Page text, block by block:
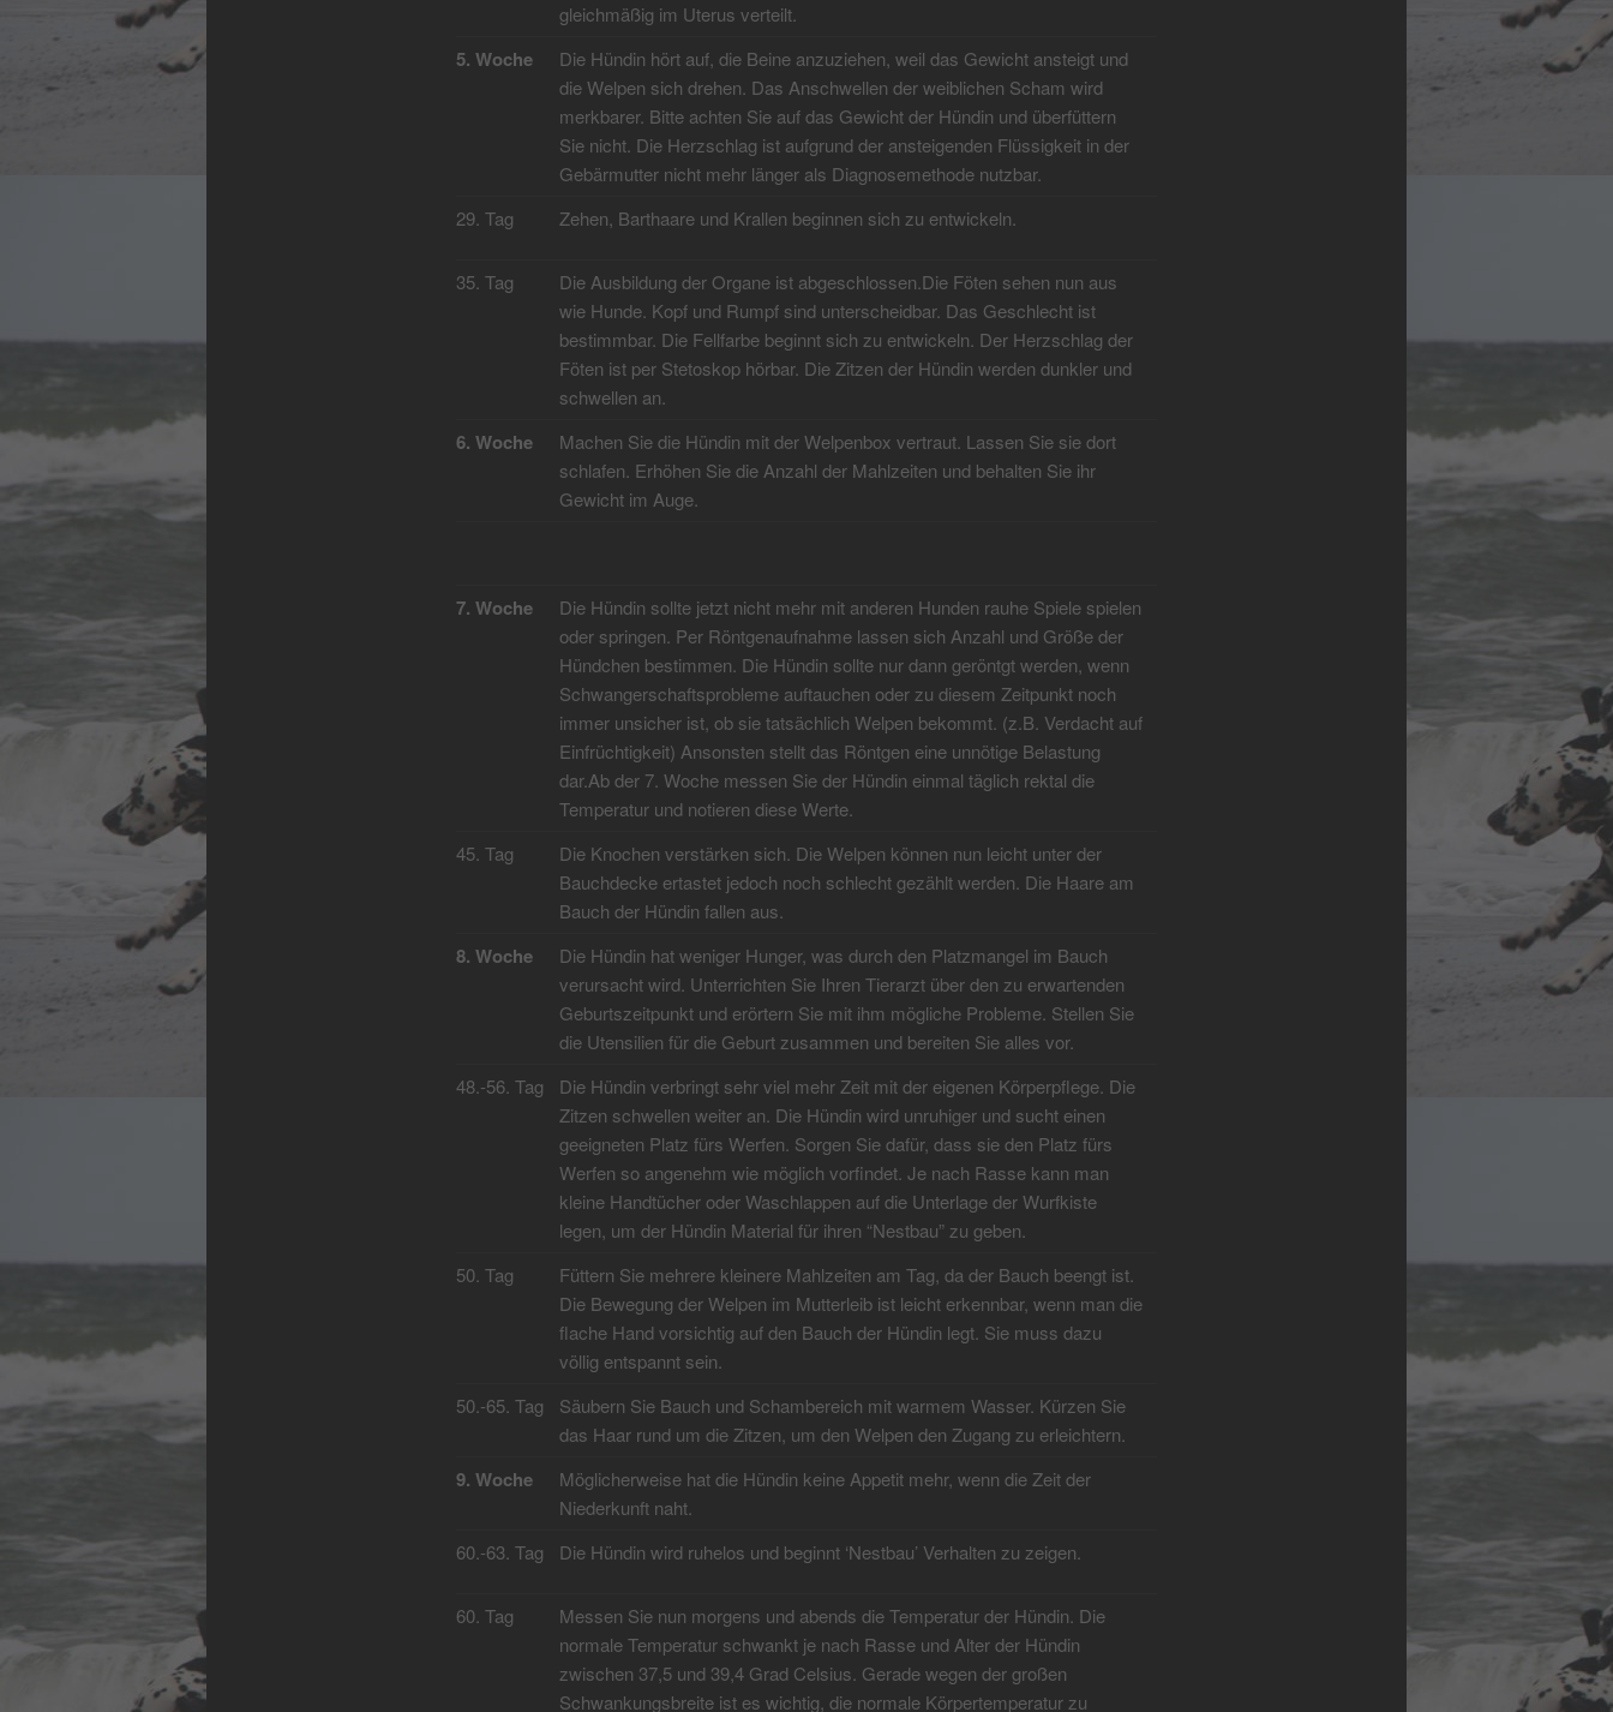
gleichmäßig im Uterus verteilt.
5. Woche
Die Hündin hört auf, die Beine anzuziehen, weil das Gewicht ansteigt und
die Welpen sich drehen. Das Anschwellen der weiblichen Scham wird
merkbarer. Bitte achten Sie auf das Gewicht der Hündin und überfüttern
Sie nicht. Die Herzschlag ist aufgrund der ansteigenden Flüssigkeit in der
Gebärmutter nicht mehr länger als Diagnosemethode nutzbar.
29. Tag
Zehen, Barthaare und Krallen beginnen sich zu entwickeln.
35. Tag
Die Ausbildung der Organe ist abgeschlossen.Die Föten sehen nun aus
wie Hunde. Kopf und Rumpf sind unterscheidbar. Das Geschlecht ist
bestimmbar. Die Fellfarbe beginnt sich zu entwickeln. Der Herzschlag der
Föten ist per Stetoskop hörbar. Die Zitzen der Hündin werden dunkler und
schwellen an.
6. Woche
Machen Sie die Hündin mit der Welpenbox vertraut. Lassen Sie sie dort
schlafen. Erhöhen Sie die Anzahl der Mahlzeiten und behalten Sie ihr
Gewicht im Auge.
7. Woche
Die Hündin sollte jetzt nicht mehr mit anderen Hunden rauhe Spiele spielen
oder springen. Per Röntgenaufnahme lassen sich Anzahl und Größe der
Hündchen bestimmen. Die Hündin sollte nur dann geröntgt werden, wenn
Schwangerschaftsprobleme auftauchen oder zu diesem Zeitpunkt noch
immer unsicher ist, ob sie tatsächlich Welpen bekommt. (z.B. Verdacht auf
Einfrüchtigkeit) Ansonsten stellt das Röntgen eine unnötige Belastung
dar.Ab der 7. Woche messen Sie der Hündin einmal täglich rektal die
Temperatur und notieren diese Werte.
45. Tag
Die Knochen verstärken sich. Die Welpen können nun leicht unter der
Bauchdecke ertastet jedoch noch schlecht gezählt werden. Die Haare am
Bauch der Hündin fallen aus.
8. Woche
Die Hündin hat weniger Hunger, was durch den Platzmangel im Bauch
verursacht wird. Unterrichten Sie Ihren Tierarzt über den zu erwartenden
Geburtszeitpunkt und erörtern Sie mit ihm mögliche Probleme. Stellen Sie
die Utensilien für die Geburt zusammen und bereiten Sie alles vor.
48.-56. Tag
Die Hündin verbringt sehr viel mehr Zeit mit der eigenen Körperpflege. Die
Zitzen schwellen weiter an. Die Hündin wird unruhiger und sucht einen
geeigneten Platz fürs Werfen. Sorgen Sie dafür, dass sie den Platz fürs
Werfen so angenehm wie möglich vorfindet. Je nach Rasse kann man
kleine Handtücher oder Waschlappen auf die Unterlage der Wurfkiste
legen, um der Hündin Material für ihren “Nestbau” zu geben.
50. Tag
Füttern Sie mehrere kleinere Mahlzeiten am Tag, da der Bauch beengt ist.
Die Bewegung der Welpen im Mutterleib ist leicht erkennbar, wenn man die
flache Hand vorsichtig auf den Bauch der Hündin legt. Sie muss dazu
völlig entspannt sein.
50.-65. Tag
Säubern Sie Bauch und Schambereich mit warmem Wasser. Kürzen Sie
das Haar rund um die Zitzen, um den Welpen den Zugang zu erleichtern.
9. Woche
Möglicherweise hat die Hündin keine Appetit mehr, wenn die Zeit der
Niederkunft naht.
60.-63. Tag
Die Hündin wird ruhelos und beginnt ‘Nestbau’ Verhalten zu zeigen.
60. Tag
Messen Sie nun morgens und abends die Temperatur der Hündin. Die
normale Temperatur schwankt je nach Rasse und Alter der Hündin
zwischen 37,5 und 39,4 Grad Celsius. Gerade wegen der großen
Schwankungsbreite ist es wichtig, die normale Körpertemperatur zu